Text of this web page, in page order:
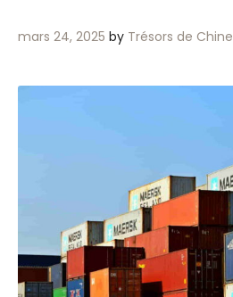
mars 24, 2025 by Trésors de Chine